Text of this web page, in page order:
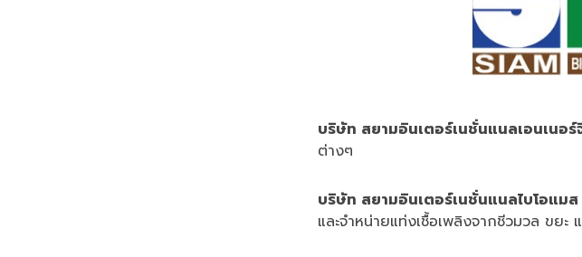
บริษัท สยามอินเตอร์เนชั่นแนลเอนเนอร์
ต่างๆ
บริษัท สยามอินเตอร์เนชั่นแนลไบโอแมส
และจำหน่ายแท่งเชื้อเพลิงจากชีวมวล ขยะ